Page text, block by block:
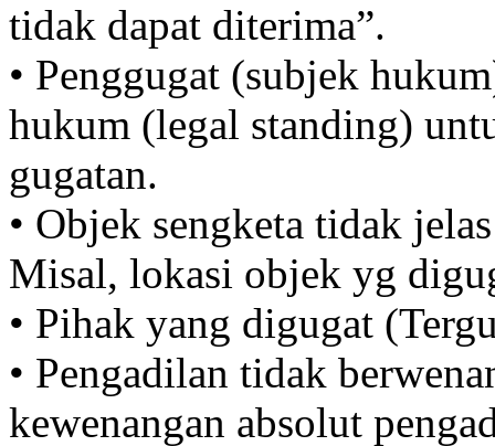
tidak dapat diterima”.
• Penggugat (subjek
hukum (legal standing)
gugatan.
• Objek sengketa tidak
Misal, lokasi objek yg
• Pihak yang digugat
• Pengadilan tidak
kewenangan absolut